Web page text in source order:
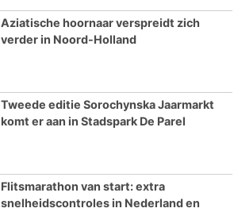
Aziatische hoornaar verspreidt zich
verder in Noord-Holland
Tweede editie Sorochynska Jaarmarkt
komt er aan in Stadspark De Parel
Flitsmarathon van start: extra
snelheidscontroles in Nederland en